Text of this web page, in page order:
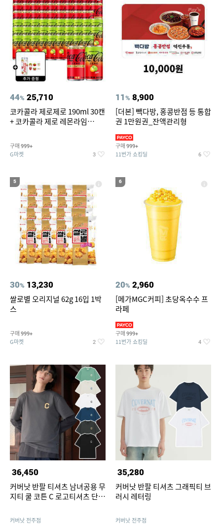
44% 25,710
코카콜라 제로제로 190ml 30캔
+ 코카콜라 제로 레몬라임
티커 세트
구매 999+
G마켓 3
11% 8,900
[더본] 빽다방, 홍콩반점 등 통합
권 1만원권_잔액관리형
구매 999+
11번가 쇼킹딜 6
5
30% 13,230
쌀로별 오리지널 62g 16입 1박
스
구매 999+
G마켓 2
6
20% 2,960
[메가MGC커피] 초당옥수수 프
라페
구매 999+
11번가 쇼킹딜 4
36,450
커버낫 반팔 티셔츠 남녀공용 무
지티 쿨 코튼 C 로고티셔츠 단체
커버낫 전주점
35,280
커버낫 반팔 티셔츠 그래픽티 브
러시 레터링
커버낫 전주점